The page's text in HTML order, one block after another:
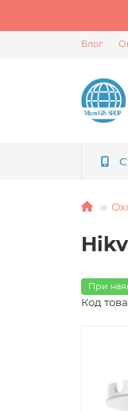
Блог
При
Код